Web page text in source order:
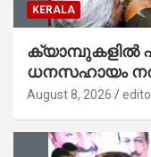
KERALA
ക്യാമ്പുകളിൽ
ധനസഹായം
അനിൽകുമാർ
August 8, 2026